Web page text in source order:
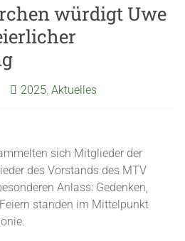
würdigt Uwe
2025,Aktuelles
sich Mitglieder der
des Vorstands des MTV
Anlass: Gedenken,
standen im Mittelpunkt